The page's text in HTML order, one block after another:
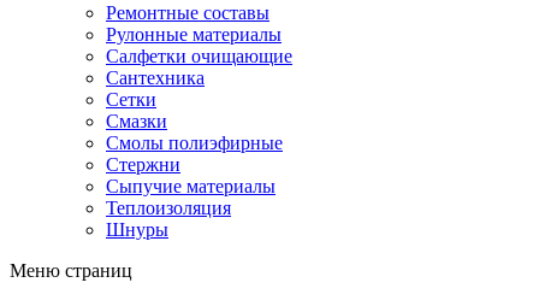
Ремонтные составы
Рулонные материалы
Салфетки очищающие
Сантехника
Сетки
Смазки
Смолы полиэфирные
Стержни
Сыпучие материалы
Теплоизоляция
Шнуры
Меню страниц